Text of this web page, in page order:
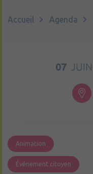
Accueil Agenda
07 JUIN
Animation
Événement citoyen